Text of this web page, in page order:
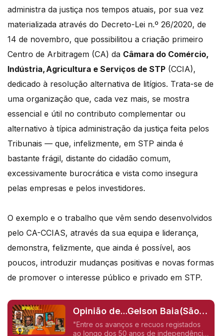
administra da justiça nos tempos atuais, por sua vez
materializada através do Decreto-Lei n.º 26/2020, de
14 de novembro, que possibilitou a criação primeiro
Centro de Arbitragem (CA) da Câmara do Comércio,
Indústria, Agricultura e Serviços de STP (CCIA),
dedicado à resolução alternativa de litígios. Trata-se de
uma organização que, cada vez mais, se mostra
essencial e útil no contributo complementar ou
alternativo à típica administração da justiça feita pelos
Tribunais — que, infelizmente, em STP ainda é
bastante frágil, distante do cidadão comum,
excessivamente burocrática e vista como insegura
pelas empresas e pelos investidores.
O exemplo e o trabalho que vêm sendo desenvolvidos
pelo CA-CCIAS, através da sua equipa e liderança,
demonstra, felizmente, que ainda é possível, aos
poucos, introduzir mudanças positivas e novas formas
de promover o interesse público e privado em STP.
Opinião de...Gelson Baia(São
Tomé e Pricipe),
"Entre os avanços e recuos registados
ao longo dos 50 anos de independência